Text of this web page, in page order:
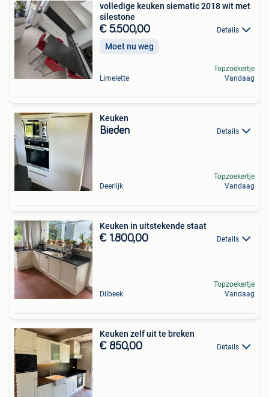
volledige keuken siematic 2018 wit met
silestone
€ 5.500,00 Details
Moet nu weg
Limelette
Topzoekertje
Vandaag
Keuken
Bieden Details
Deerlijk
Topzoekertje
Vandaag
Keuken in uitstekende staat
€ 1.800,00 Details
Dilbeek
Topzoekertje
Vandaag
Keuken zelf uit te breken
€ 850,00 Details